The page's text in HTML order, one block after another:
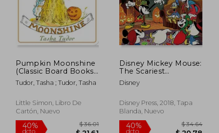
40%
dcto.
45%
dcto. $
Pumpkin Moonshine
(Classic Board Books)
(en Inglés)
Tudor, Tasha ; Tudor, Tasha
Little Simon, Libro De
Cartón, Nuevo
Disney Mickey Mouse:
The Scariest
Halloween Story
Ever! [With Audio cd]
Mouse: Read-Along
Storybook and cd)
Disney
Disney Press, 2018, Tapa
Blanda, Nuevo